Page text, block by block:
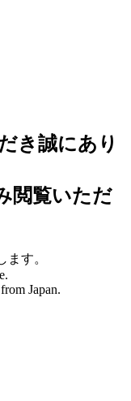
き誠にあり
閲覧いただ
ます。
Japan.